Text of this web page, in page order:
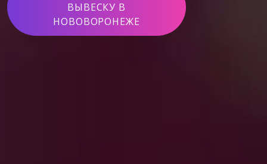
ВЫВЕСКУ В
НОВОВОРОНЕЖЕ